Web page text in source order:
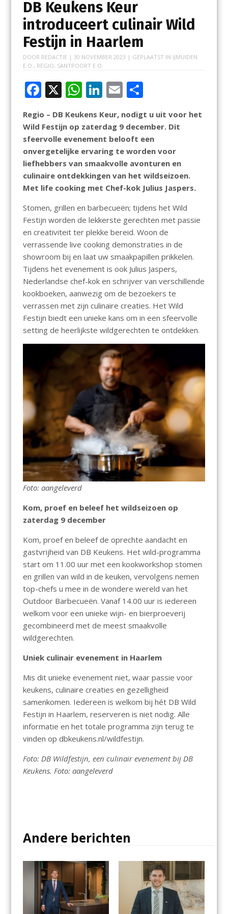
DB Keukens Keur
introduceert culinair Wild
Festijn in Haarlem
DOOR REDACTIE | 30 NOVEMBER 2023 | GEPLAATST IN IJMUIDEN
E.O. , REGIO, SANTPOORT E.O.
F
e
b
o
o
k
X W
at
s
A
p
p
Li
k
e
dI
n
E
m
ai
l
D
e
n
Regio – DB Keukens Keur, nodigt u uit voor het
Wild Festijn op zaterdag 9 december. Dit
sfeervolle evenement belooft een
onvergetelijke ervaring te worden voor
liefhebbers van smaakvolle avonturen en
culinaire ontdekkingen van het wildseizoen.
Met life cooking met Chef-kok Julius Jaspers.
Stomen, grillen en barbecueën; tijdens het Wild
Festijn worden de lekkerste gerechten met passie
en creativiteit ter plekke bereid. Woon de
verrassende live cooking demonstraties in de
showroom bij en laat uw smaakpapillen prikkelen.
Tijdens het evenement is ook Julius Jaspers,
Nederlandse chef-kok en schrijver van verschillende
kookboeken, aanwezig om de bezoekers te
verrassen met zijn culinaire creaties. Het Wild
Festijn biedt een unieke kans om in een sfeervolle
setting de heerlijkste wildgerechten te ontdekken.
Foto: aangeleverd
Kom, proef en beleef het wildseizoen op
zaterdag 9 december
Kom, proef en beleef de oprechte aandacht en
gastvrijheid van DB Keukens. Het wild-programma
start om 11.00 uur met een kookworkshop stomen
en grillen van wild in de keuken, vervolgens nemen
top-chefs u mee in de wondere wereld van het
Outdoor Barbecueën. Vanaf 14.00 uur is iedereen
welkom voor een unieke wijn- en bierproeverij
gecombineerd met de meest smaakvolle
wildgerechten.
Uniek culinair evenement in Haarlem
Mis dit unieke evenement niet, waar passie voor
keukens, culinaire creaties en gezelligheid
samenkomen. Iedereen is welkom bij hét DB Wild
Festijn in Haarlem, reserveren is niet nodig. Alle
informatie en het totale programma zijn terug te
vinden op dbkeukens.nl/wildfestijn.
Foto: DB Wildfestijn, een culinair evenement bij DB
Keukens. Foto: aangeleverd
Andere berichten